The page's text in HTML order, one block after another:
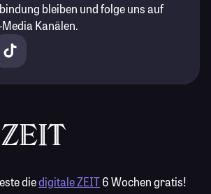
bleiben und folge uns auf
Kanälen.
diedigitale ZEIT6 Wochen gratis!